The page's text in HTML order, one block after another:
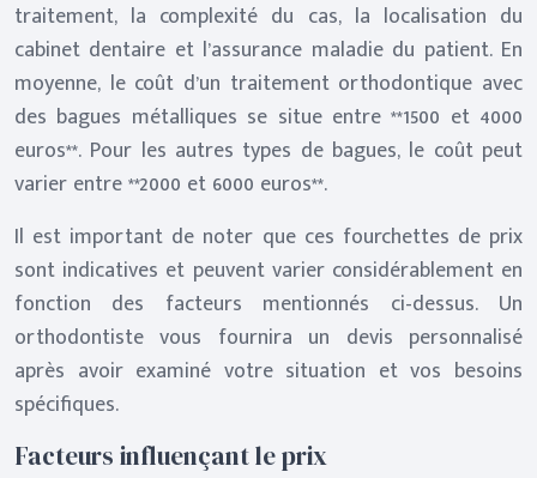
traitement, la complexité du cas, la localisation du
cabinet dentaire et l’assurance maladie du patient. En
moyenne, le coût d’un traitement orthodontique avec
des bagues métalliques se situe entre **1500 et 4000
euros**. Pour les autres types de bagues, le coût peut
varier entre **2000 et 6000 euros**.
Il est important de noter que ces fourchettes de prix
sont indicatives et peuvent varier considérablement en
fonction des facteurs mentionnés ci-dessus. Un
orthodontiste vous fournira un devis personnalisé
après avoir examiné votre situation et vos besoins
spécifiques.
Facteurs influençant le prix